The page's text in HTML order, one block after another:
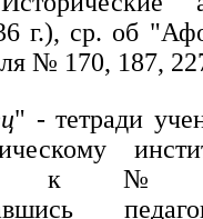
г.), ср. об
№ 170, 187,
" - тетради
к